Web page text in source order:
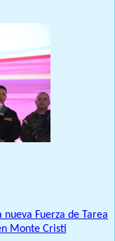
Fuerza de Tarea
Monte Cristi